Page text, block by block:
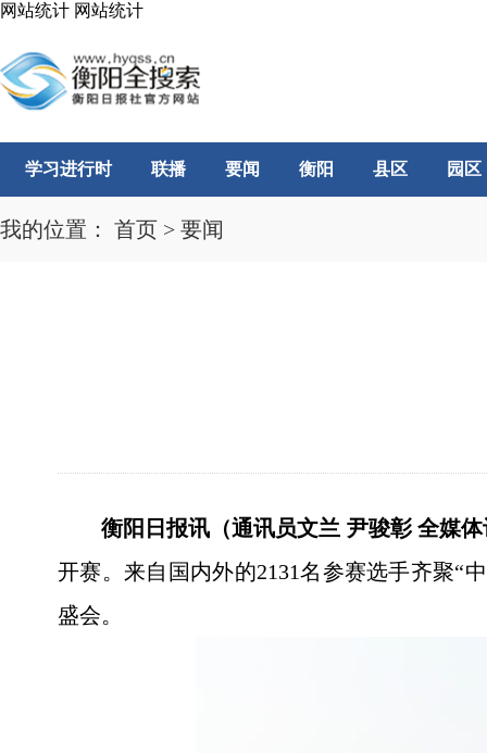
网站统计 网站统计
学习进行时 联播 要闻 衡阳 县区 园区
我的位置： 首页 > 要闻
衡阳日报讯（通讯员文兰 尹骏彰 全媒
开赛。来自国内外的2131名参赛选手齐聚“
盛会。